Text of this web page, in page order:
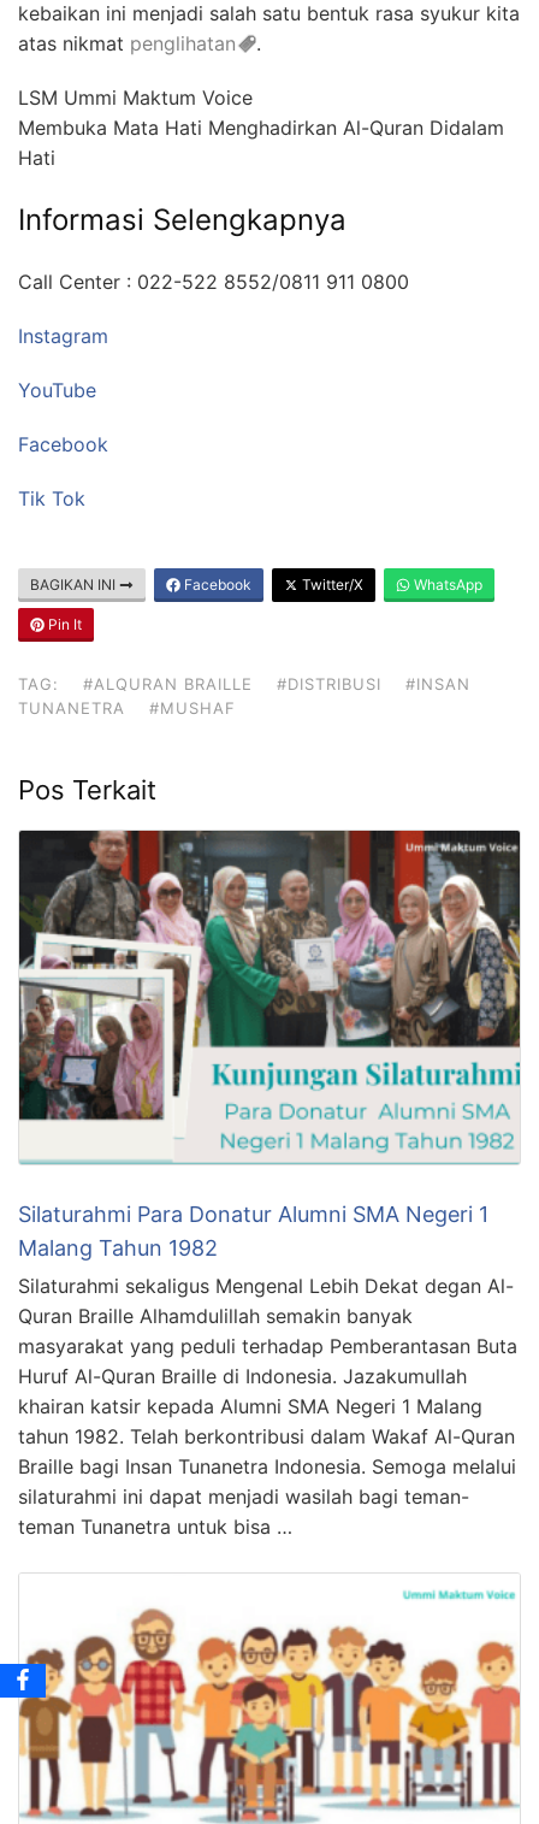
kebaikan ini menjadi salah satu bentuk rasa syukur kita
atas nikmat penglihatan .
LSM Ummi Maktum Voice
Membuka Mata Hati Menghadirkan Al-Quran Didalam
Hati
Informasi Selengkapnya
Call Center : 022-522 8552/0811 911 0800
Instagram
YouTube
Facebook
Tik Tok
BAGIKAN INI Facebook Twitter/X WhatsApp
Pin It
TAG: #ALQURAN BRAILLE #DISTRIBUSI
#INSAN
TUNANETRA
#MUSHAF
Pos Terkait
Silaturahmi Para Donatur Alumni SMA Negeri 1
Malang Tahun 1982
Silaturahmi sekaligus Mengenal Lebih Dekat degan Al-
Quran Braille Alhamdulillah semakin banyak
masyarakat yang peduli terhadap Pemberantasan Buta
Huruf Al-Quran Braille di Indonesia. Jazakumullah
khairan katsir kepada Alumni SMA Negeri 1 Malang
tahun 1982. Telah berkontribusi dalam Wakaf Al-Quran
Braille bagi Insan Tunanetra Indonesia. Semoga melalui
silaturahmi ini dapat menjadi wasilah bagi teman-
teman Tunanetra untuk bisa …